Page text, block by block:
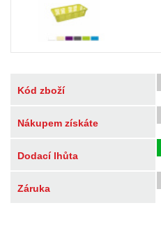
Kód zboží
Nákupem získáte
Dodací lhůta
Záruka